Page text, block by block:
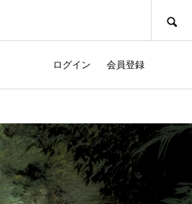
ログイン 会員登録